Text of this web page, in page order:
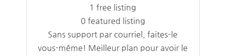
1 free listing
0 featured listing
Sans support par courriel, faites-le
vous-même! Meilleur plan pour avoir le